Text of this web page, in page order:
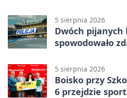
5 sierpnia 2026
Dwóch pijanych
spowodowało
5 sierpnia 2026
Boisko przy
6 przejdzie